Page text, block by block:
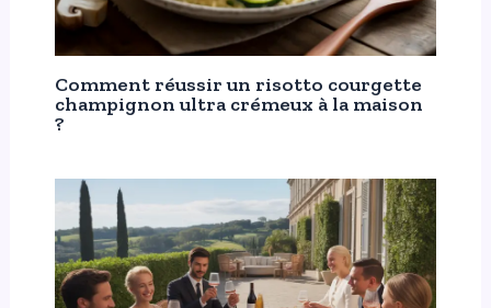
Comment réussir un risotto courgette
champignon ultra crémeux à la maison
?